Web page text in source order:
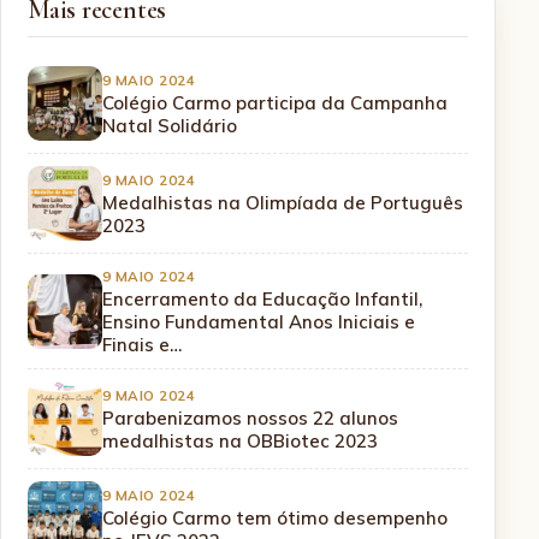
Mais recentes
9 MAIO 2024
Colégio Carmo participa da Campanha
Natal Solidário
9 MAIO 2024
Medalhistas na Olimpíada de Português
2023
9 MAIO 2024
Encerramento da Educação Infantil,
Ensino Fundamental Anos Iniciais e
Finais e…
9 MAIO 2024
Parabenizamos nossos 22 alunos
medalhistas na OBBiotec 2023
9 MAIO 2024
Colégio Carmo tem ótimo desempenho